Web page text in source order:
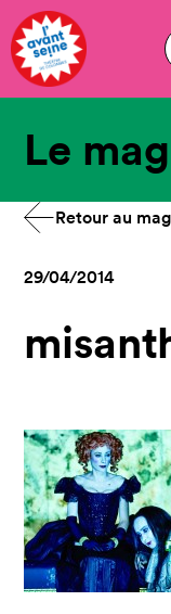
Le
Retour au
29/04/2014